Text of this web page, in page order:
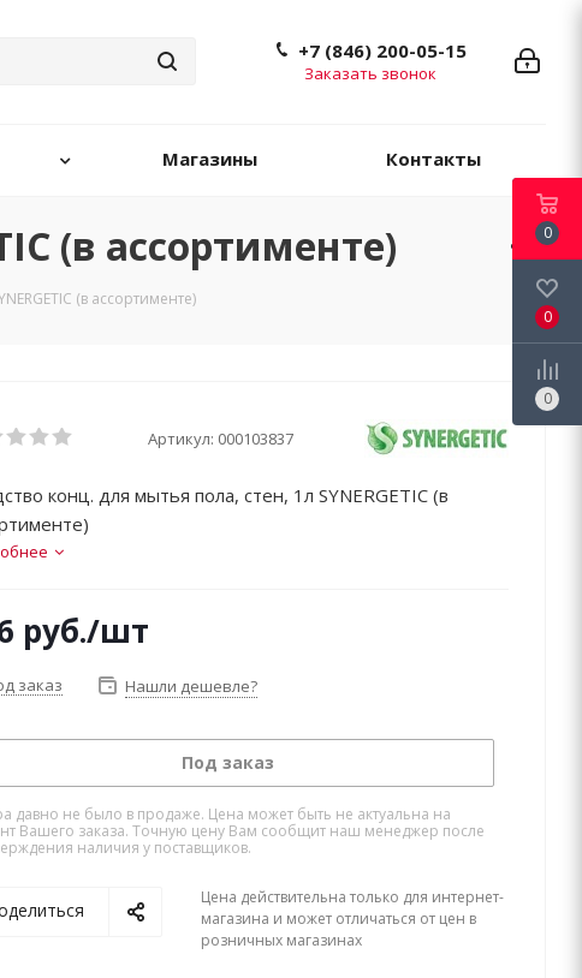
+7 (846) 200-05-15
Заказать звонок
Магазины Контакты
(в ассортименте)
(в ассортименте)
Артикул: 000103837
конц. для мытья пола, стен, 1л SYNERGETIC (в
руб./шт
заказ Нашли дешевле?
Под заказ
давно не было в продаже. Цена может быть не актуальна на
Вашего заказа. Точную цену Вам сообщит наш менеджер после
наличия у поставщиков.
Цена действительна только для интернет-
магазина и может отличаться от цен в
розничных магазинах
0
0
0